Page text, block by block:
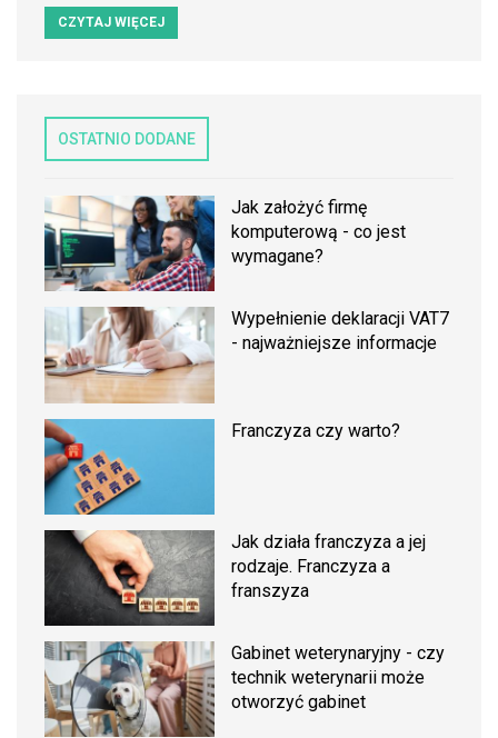
CZYTAJ WIĘCEJ
OSTATNIO DODANE
Jak założyć firmę
komputerową - co jest
wymagane?
Wypełnienie deklaracji VAT7
- najważniejsze informacje
Franczyza czy warto?
Jak działa franczyza a jej
rodzaje. Franczyza a
franszyza
Gabinet weterynaryjny - czy
technik weterynarii może
otworzyć gabinet